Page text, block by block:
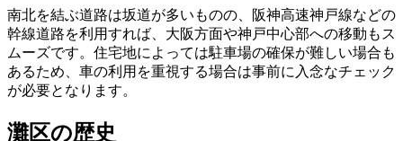
南北を結ぶ道路は坂道が多いものの、阪神高速神戸線などの
幹線道路を利用すれば、大阪方面や神戸中心部への移動もス
ムーズです。住宅地によっては駐車場の確保が難しい場合も
あるため、車の利用を重視する場合は事前に入念なチェック
が必要となります。
灘区の歴史